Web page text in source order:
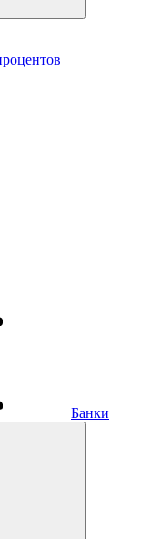
Банки